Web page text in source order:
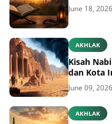
June 18, 2026
AKHLAK
Kisah
dan Kota
June 09, 2026
AKHLAK